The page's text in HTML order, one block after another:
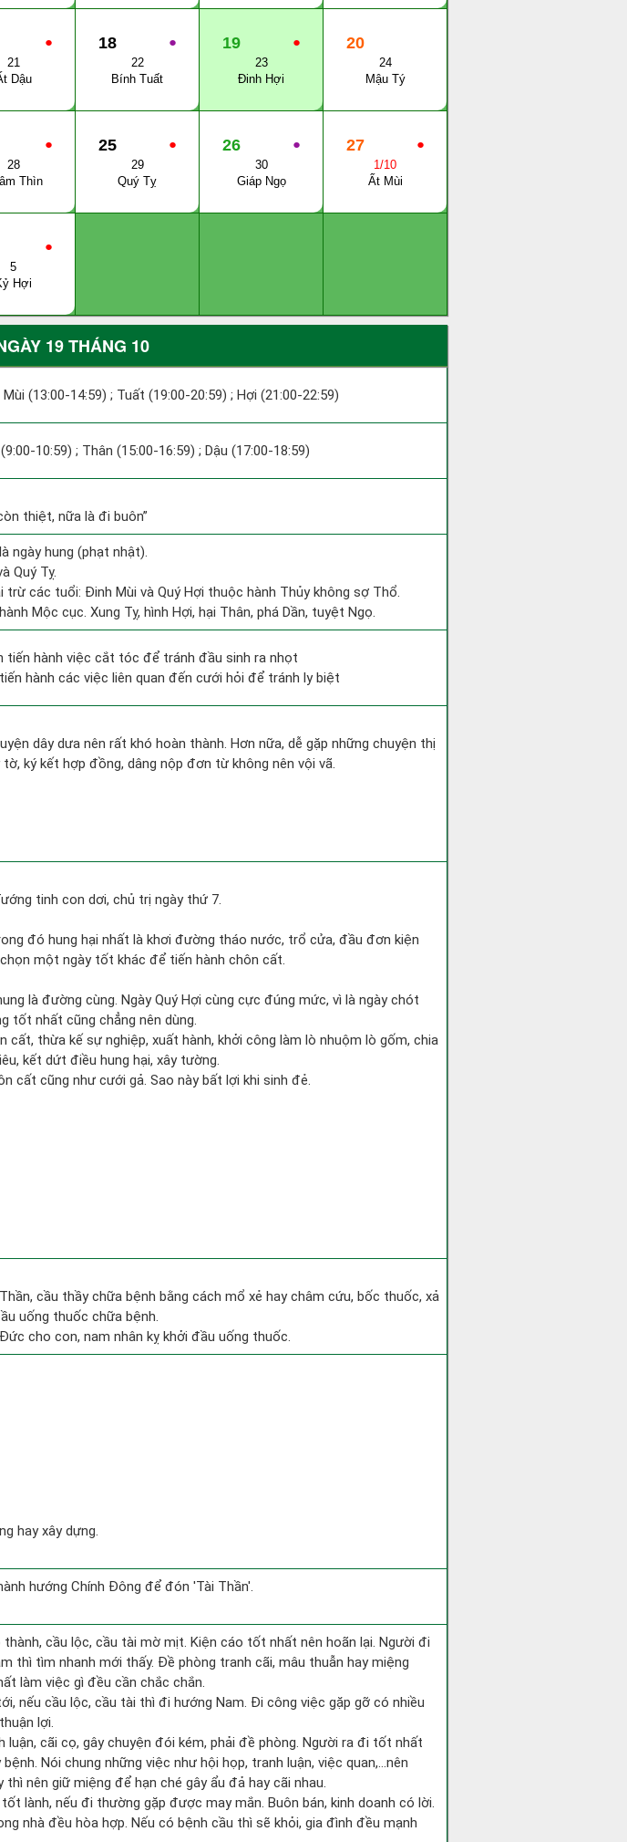
●
21
Dậu
●
18
22
Bính Tuất
●
19
23
Đinh Hợi
20
24
Mậu Tý
●
28
Thìn
●
25
29
Quý Tỵ
●
26
30
Giáp Ngọ
●
27
1/10
Ất Mùi
●
5
Hợi
19 THÁNG 10
(13:00-14:59) ; Tuất (19:00-20:59) ; Hợi (21:00-22:59)
10:59) ; Thân (15:00-16:59) ; Dậu (17:00-18:59)
thiệt, nữa là đi buôn”
ngày hung (phạt nhật).
Quý Tỵ.
trừ các tuổi: Đinh Mùi và Quý Hợi thuộc hành Thủy không sợ Thổ.
Mộc cục. Xung Tỵ, hình Hợi, hại Thân, phá Dần, tuyệt Ngọ.
tiến hành việc cắt tóc để tránh đầu sinh ra nhọt
hành các việc liên quan đến cưới hỏi để tránh ly biệt
dây dưa nên rất khó hoàn thành. Hơn nữa, dễ gặp những chuyện thị
ký kết hợp đồng, dâng nộp đơn từ không nên vội vã.
tinh con dơi, chủ trị ngày thứ 7.
đó hung hại nhất là khơi đường tháo nước, trổ cửa, đầu đơn kiện
một ngày tốt khác để tiến hành chôn cất.
là đường cùng. Ngày Quý Hợi cùng cực đúng mức, vì là ngày chót
tốt nhất cũng chẳng nên dùng.
cất, thừa kế sự nghiệp, xuất hành, khởi công làm lò nhuộm lò gốm, chia
kết dứt điều hung hại, xây tường.
cất cũng như cưới gả. Sao này bất lợi khi sinh đẻ.
cầu thầy chữa bệnh bằng cách mổ xẻ hay châm cứu, bốc thuốc, xả
uống thuốc chữa bệnh.
cho con, nam nhân kỵ khởi đầu uống thuốc.
hay xây dựng.
hướng Chính Đông để đón 'Tài Thần'.
thành, cầu lộc, cầu tài mờ mịt. Kiện cáo tốt nhất nên hoãn lại. Người đi
thì tìm nhanh mới thấy. Đề phòng tranh cãi, mâu thuẫn hay miệng
làm việc gì đều cần chắc chắn.
nếu cầu lộc, cầu tài thì đi hướng Nam. Đi công việc gặp gỡ có nhiều
lợi.
luận, cãi cọ, gây chuyện đói kém, phải đề phòng. Người ra đi tốt nhất
Nói chung những việc như hội họp, tranh luận, việc quan,…nên
nên giữ miệng để hạn ché gây ẩu đả hay cãi nhau.
lành, nếu đi thường gặp được may mắn. Buôn bán, kinh doanh có lời.
nhà đều hòa hợp. Nếu có bệnh cầu thì sẽ khỏi, gia đình đều mạnh